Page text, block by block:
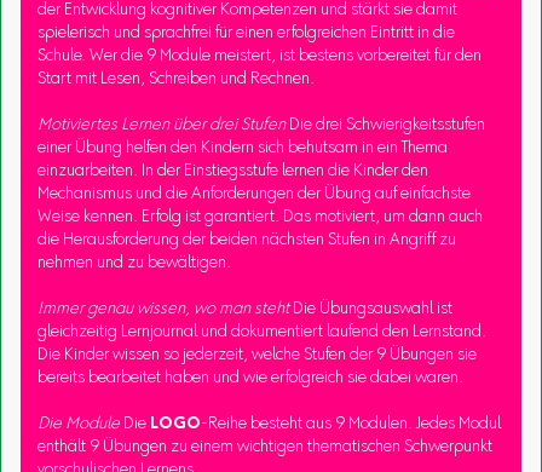
der Entwicklung kognitiver Kompetenzen und stärkt sie damit
spielerisch und sprachfrei für einen erfolgreichen Eintritt in die
Schule. Wer die 9 Module meistert, ist bestens vorbereitet für den
Start mit Lesen, Schreiben und Rechnen.
Motiviertes Lernen über drei StufenDie drei Schwierigkeitsstufen
einer Übung helfen den Kindern sich behutsam in ein Thema
einzuarbeiten. In der Einstiegsstufe lernen die Kinder den
Mechanismus und die Anforderungen der Übung auf einfachste
Weise kennen. Erfolg ist garantiert. Das motiviert, um dann auch
die Herausforderung der beiden nächsten Stufen in Angriff zu
nehmen und zu bewältigen.
Immer genau wissen, wo man stehtDie Übungsauswahl ist
gleichzeitig Lernjournal und dokumentiert laufend den Lernstand.
Die Kinder wissen so jederzeit, welche Stufen der 9 Übungen sie
bereits bearbeitet haben und wie erfolgreich sie dabei waren.
Die Module Die LOGO-Reihe besteht aus 9 Modulen. Jedes Modul
enthält 9 Übungen zu einem wichtigen thematischen Schwerpunkt